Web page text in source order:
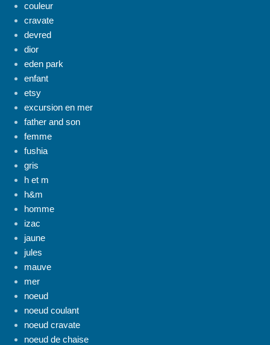
couleur
cravate
devred
dior
eden park
enfant
etsy
excursion en mer
father and son
femme
fushia
gris
h et m
h&m
homme
izac
jaune
jules
mauve
mer
noeud
noeud coulant
noeud cravate
noeud de chaise